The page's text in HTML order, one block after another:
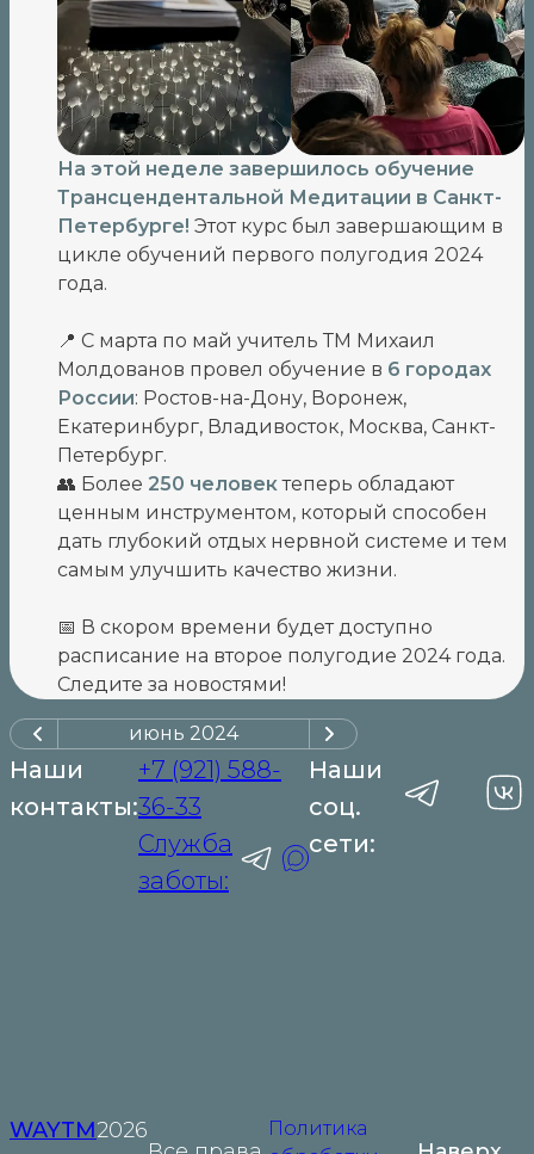
На этой неделе завершилось обучение
Трансцендентальной Медитации в Санкт-
Петербурге! Этот курс был завершающим в
цикле обучений первого полугодия 2024
года.
📍 С марта по май учитель ТМ Михаил
Молдованов провел обучение в 6 городах
России: Ростов-на-Дону, Воронеж,
Екатеринбург, Владивосток, Москва, Санкт-
Петербург.
👥 Более 250 человектеперь обладают
ценным инструментом, который способен
дать глубокий отдых нервной системе и тем
самым улучшить качество жизни.
📅 В скором времени будет доступно
расписание на второе полугодие 2024 года.
Следите за новостями!
июнь 2024
Наши
контакты:
+7 (921) 588-
36-33
Служба
заботы:
Наши
соц.
сети:
WAYTM2026
Политика